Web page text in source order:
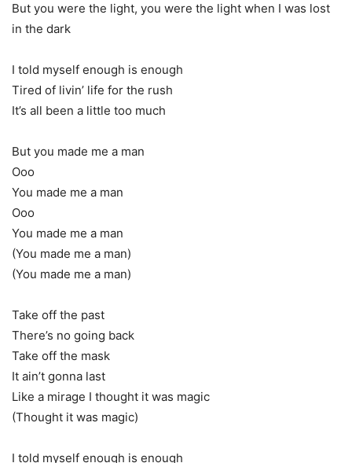
But you were the light, you were the light when I was lost
in the dark
I told myself enough is enough
Tired of livin’ life for the rush
It’s all been a little too much
But you made me a man
Ooo
You made me a man
Ooo
You made me a man
(You made me a man)
(You made me a man)
Take off the past
There’s no going back
Take off the mask
It ain’t gonna last
Like a mirage I thought it was magic
(Thought it was magic)
I told myself enough is enough